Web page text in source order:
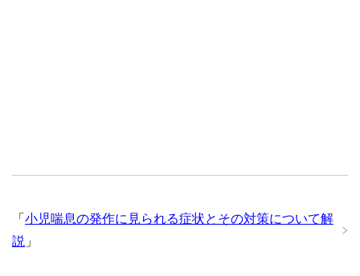
「 小児喘息の発作に見られる症状とその対策について解
説 」